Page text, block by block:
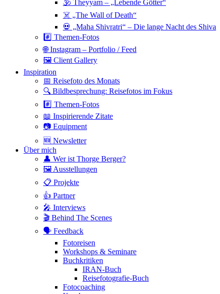
🕉 Theyyam – „Lebende Götter“
☠️ „The Wall of Death“
💀 „Maha Shivratri“ – Die lange Nacht des Shiva
#️⃣ Themen-Fotos
🌐 Instagram – Portfolio / Feed
🖼 Client Gallery
Inspiration
📅 Reisefoto des Monats
🔍 Bildbesprechung: Reisefotos im Fokus
#️⃣ Themen-Fotos
📖 Inspirierende Zitate
📷 Equipment
🆕 Newsletter
Über mich
👤 Wer ist Thorge Berger?
🖼 Ausstellungen
📋 Projekte
👍 Partner
🎤 Interviews
🎬 Behind The Scenes
🗣 Feedback
Fotoreisen
Workshops & Seminare
Buchkritiken
IRAN-Buch
Reisefotografie-Buch
Fotocoaching